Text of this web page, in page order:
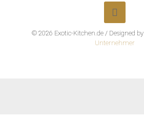
© 2026 Exotic-Kitchen.de / Designed by
Unternehmer